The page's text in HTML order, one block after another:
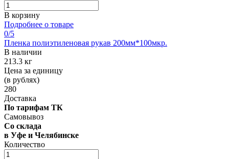
В корзину
Подробнее о товаре
0/5
Пленка полиэтиленовая рукав 200мм*100мкр.
В наличии
213.3 кг
Цена за единицу
(в рублях)
280
Доставка
По тарифам ТК
Самовывоз
Со склада
в Уфе и Челябинске
Количество